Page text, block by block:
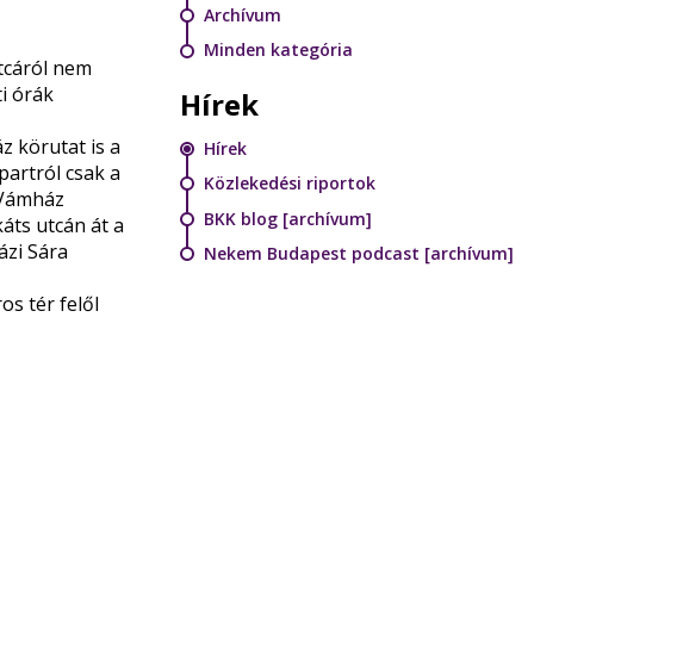
nem
órák
körutat is a
csak a
utcán át a
Sára
tér felől
Archívum
Minden kategória
Hírek
Hírek
Közlekedési riportok
BKK blog [archívum]
Nekem Budapest podcast [archívum]